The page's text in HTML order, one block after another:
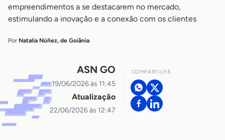
empreendimentos a se destacarem no mercado,
estimulando a inovação e a conexão com os clientes
Por Natalia Núñez, de Goiânia
ASN GO
19/06/2026 às 11:45
Atualização
22/06/2026 às 12:47
COMPARTILHE